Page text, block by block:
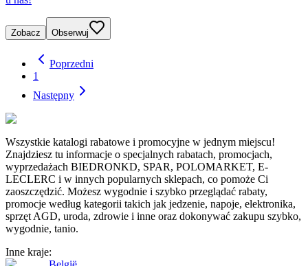
Zobacz Obserwuj
Poprzedni
1
Następny
Wszystkie katalogi rabatowe i promocyjne w jednym miejscu!
Znajdziesz tu informacje o specjalnych rabatach, promocjach,
wyprzedażach BIEDRONKD, SPAR, POLOMARKET, E-
LECLERC i w innych popularnych sklepach, co pomoże Ci
zaoszczędzić. Możesz wygodnie i szybko przeglądać rabaty,
promocje według kategorii takich jak jedzenie, napoje, elektronika,
sprzęt AGD, uroda, zdrowie i inne oraz dokonywać zakupu szybko,
wygodnie, tanio.
Inne kraje: